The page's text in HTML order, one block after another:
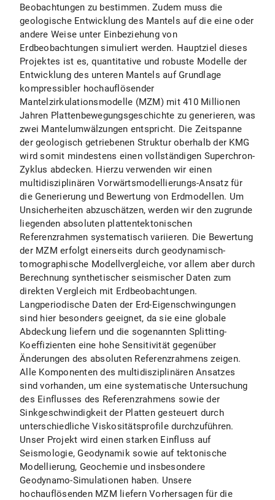
Beobachtungen zu bestimmen. Zudem muss die
geologische Entwicklung des Mantels auf die eine oder
andere Weise unter Einbeziehung von
Erdbeobachtungen simuliert werden. Hauptziel dieses
Projektes ist es, quantitative und robuste Modelle der
Entwicklung des unteren Mantels auf Grundlage
kompressibler hochauflösender
Mantelzirkulationsmodelle (MZM) mit 410 Millionen
Jahren Plattenbewegungsgeschichte zu generieren, was
zwei Mantelumwälzungen entspricht. Die Zeitspanne
der geologisch getriebenen Struktur oberhalb der KMG
wird somit mindestens einen vollständigen Superchron-
Zyklus abdecken. Hierzu verwenden wir einen
multidisziplinären Vorwärtsmodellierungs-Ansatz für
die Generierung und Bewertung von Erdmodellen. Um
Unsicherheiten abzuschätzen, werden wir den zugrunde
liegenden absoluten plattentektonischen
Referenzrahmen systematisch variieren. Die Bewertung
der MZM erfolgt einerseits durch geodynamisch-
tomographische Modellvergleiche, vor allem aber durch
Berechnung synthetischer seismischer Daten zum
direkten Vergleich mit Erdbeobachtungen.
Langperiodische Daten der Erd-Eigenschwingungen
sind hier besonders geeignet, da sie eine globale
Abdeckung liefern und die sogenannten Splitting-
Koeffizienten eine hohe Sensitivität gegenüber
Änderungen des absoluten Referenzrahmens zeigen.
Alle Komponenten des multidisziplinären Ansatzes
sind vorhanden, um eine systematische Untersuchung
des Einflusses des Referenzrahmens sowie der
Sinkgeschwindigkeit der Platten gesteuert durch
unterschiedliche Viskositätsprofile durchzuführen.
Unser Projekt wird einen starken Einfluss auf
Seismologie, Geodynamik sowie auf tektonische
Modellierung, Geochemie und insbesondere
Geodynamo-Simulationen haben. Unsere
hochauflösenden MZM liefern Vorhersagen für die